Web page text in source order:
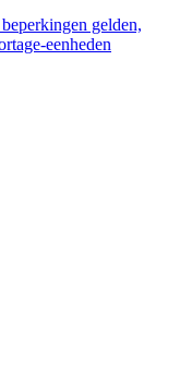
gelden,
eenheden